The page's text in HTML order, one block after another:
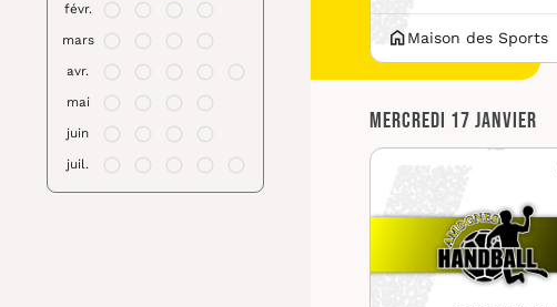
févr.
mars
avr.
mai
juin
juil.
Maison des Sports
Mercredi 17 janvier